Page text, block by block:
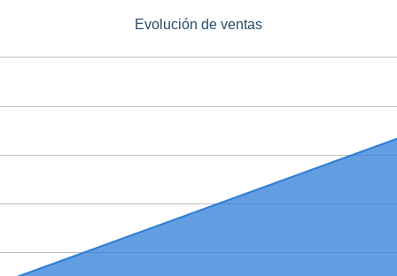
Evolución de ventas